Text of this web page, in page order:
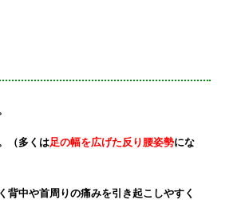
（多くは足の幅を広げた反り腰姿勢にな
背中や首周りの痛みを引き起こしやすく